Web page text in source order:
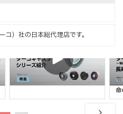
コ）社の日本総代理店です。
特長
シリーズ紹介
命